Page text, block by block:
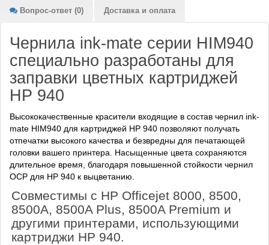
Вопрос-ответ (0) Доставка и оплата
Чернила ink-mate серии HIM940
специально разработаны для
заправки цветных картриджей
HP 940
Высококачественные красители входящие в состав чернил ink-
mate HIM940 для картриджей HP 940 позволяют получать
отпечатки высокого качества и безвредны для печатающей
головки вашего принтера. Насыщенные цвета сохраняются
длительное время, благодаря повышенной стойкости чернил
OCP для HP 940 к выцветанию.
Совместимы с HP Officejet 8000, 8500,
8500A, 8500A Plus, 8500A Premium и
другими принтерами, использующими
картриджи HP 940.